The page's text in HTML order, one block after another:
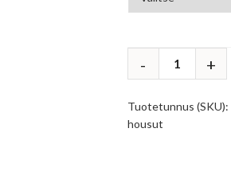
Tuotetunnus (SKU):
housut